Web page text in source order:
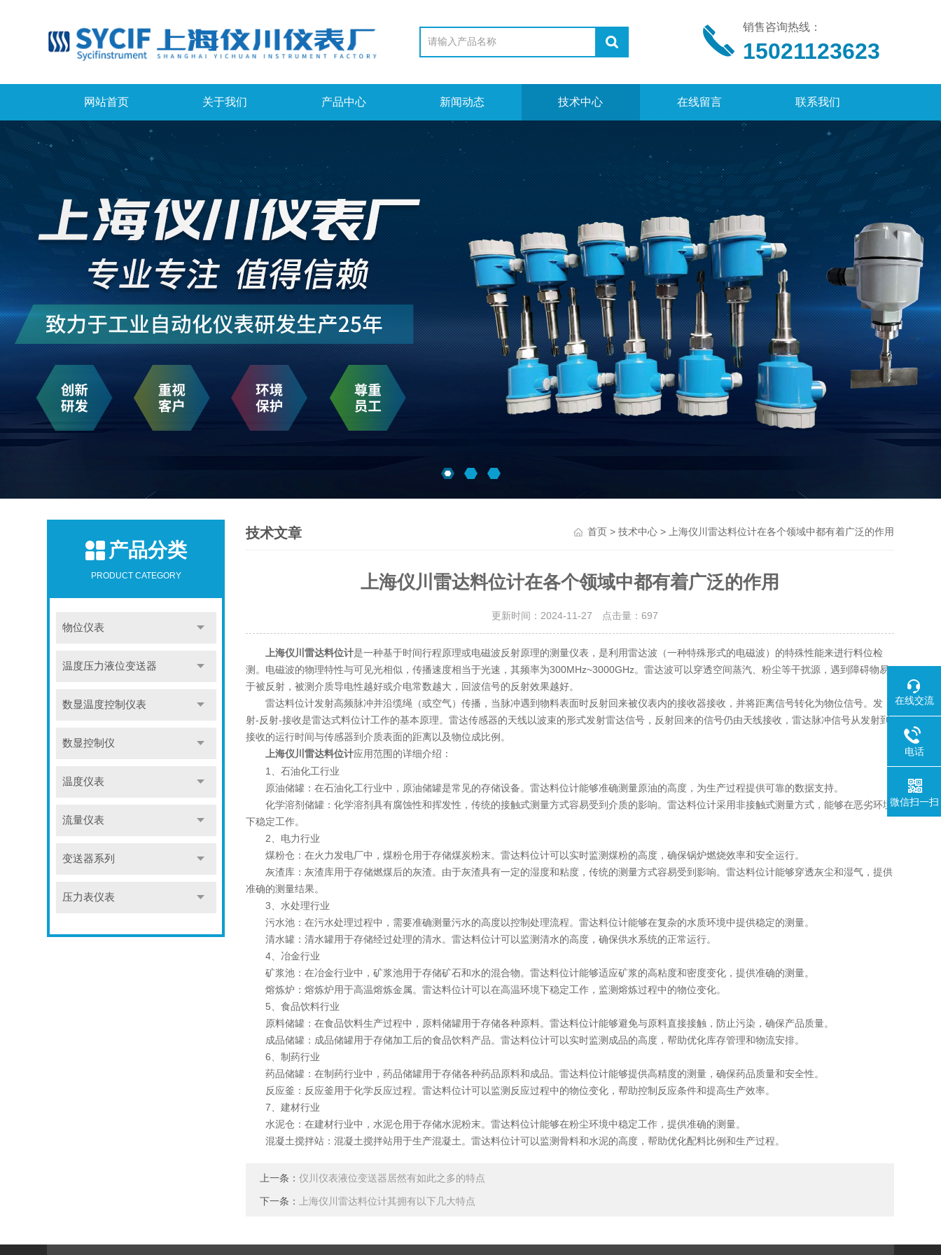
销售咨询热线：
15021123623
网站首页 关于我们 产品中心 新闻动态 技术中心 在线留言 联系我们
产品分类
PRODUCT CATEGORY
物位仪表
温度压力液位变送器
数显温度控制仪表
数显控制仪
温度仪表
流量仪表
变送器系列
压力表仪表
技术文章 首页> 技术中心> 上海仪川雷达料位计在各个领域中都有着广泛的作用
上海仪川雷达料位计在各个领域中都有着广泛的作用
更新时间：2024-11-27 点击量：697
上海仪川雷达料位计是一种基于时间行程原理或电磁波反射原理的测量仪表，是利用雷达波（一种特殊形式的电磁波）的特殊性能来进行料位检
测。电磁波的物理特性与可见光相似，传播速度相当于光速，其频率为300MHz~3000GHz。雷达波可以穿透空间蒸汽、粉尘等干扰源，遇到障碍物易
于被反射，被测介质导电性越好或介电常数越大，回波信号的反射效果越好。
雷达料位计发射高频脉冲并沿缆绳（或空气）传播，当脉冲遇到物料表面时反射回来被仪表内的接收器接收，并将距离信号转化为物位信号。发
射-反射-接收是雷达式料位计工作的基本原理。雷达传感器的天线以波束的形式发射雷达信号，反射回来的信号仍由天线接收，雷达脉冲信号从发射到
接收的运行时间与传感器到介质表面的距离以及物位成比例。
上海仪川雷达料位计应用范围的详细介绍：
1、石油化工行业
原油储罐：在石油化工行业中，原油储罐是常见的存储设备。雷达料位计能够准确测量原油的高度，为生产过程提供可靠的数据支持。
化学溶剂储罐：化学溶剂具有腐蚀性和挥发性，传统的接触式测量方式容易受到介质的影响。雷达料位计采用非接触式测量方式，能够在恶劣环境
下稳定工作。
2、电力行业
煤粉仓：在火力发电厂中，煤粉仓用于存储煤炭粉末。雷达料位计可以实时监测煤粉的高度，确保锅炉燃烧效率和安全运行。
灰渣库：灰渣库用于存储燃煤后的灰渣。由于灰渣具有一定的湿度和粘度，传统的测量方式容易受到影响。雷达料位计能够穿透灰尘和湿气，提供
准确的测量结果。
3、水处理行业
污水池：在污水处理过程中，需要准确测量污水的高度以控制处理流程。雷达料位计能够在复杂的水质环境中提供稳定的测量。
清水罐：清水罐用于存储经过处理的清水。雷达料位计可以监测清水的高度，确保供水系统的正常运行。
4、冶金行业
矿浆池：在冶金行业中，矿浆池用于存储矿石和水的混合物。雷达料位计能够适应矿浆的高粘度和密度变化，提供准确的测量。
熔炼炉：熔炼炉用于高温熔炼金属。雷达料位计可以在高温环境下稳定工作，监测熔炼过程中的物位变化。
5、食品饮料行业
原料储罐：在食品饮料生产过程中，原料储罐用于存储各种原料。雷达料位计能够避免与原料直接接触，防止污染，确保产品质量。
成品储罐：成品储罐用于存储加工后的食品饮料产品。雷达料位计可以实时监测成品的高度，帮助优化库存管理和物流安排。
6、制药行业
药品储罐：在制药行业中，药品储罐用于存储各种药品原料和成品。雷达料位计能够提供高精度的测量，确保药品质量和安全性。
反应釜：反应釜用于化学反应过程。雷达料位计可以监测反应过程中的物位变化，帮助控制反应条件和提高生产效率。
7、建材行业
水泥仓：在建材行业中，水泥仓用于存储水泥粉末。雷达料位计能够在粉尘环境中稳定工作，提供准确的测量。
混凝土搅拌站：混凝土搅拌站用于生产混凝土。雷达料位计可以监测骨料和水泥的高度，帮助优化配料比例和生产过程。
上一条：仪川仪表液位变送器居然有如此之多的特点
下一条： 上海仪川雷达料位计其拥有以下几大特点
在线交流
电话
微信扫一扫